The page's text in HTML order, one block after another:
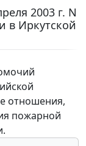
2003 г. N
в Иркутской
отношения,
пожарной